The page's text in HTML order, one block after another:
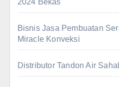
2024 Bekas
Bisnis Jasa Pembuatan
Miracle Konveksi
Distributor Tandon Air